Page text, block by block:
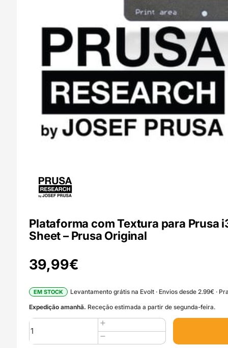
Plataforma com Textura para Prusa
Sheet – Prusa Original
39,99€
EM STOCK
Levantamento grátis na Evolt · Envios desde 2.99€ ·
Expedição amanhã. Receção estimada a partir de segunda-feira.
Quantidade
de
Plataforma